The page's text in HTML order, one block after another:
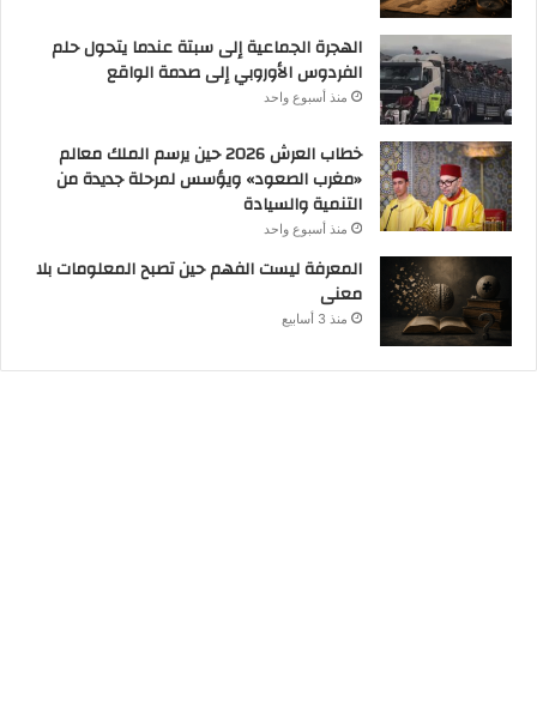
الهجرة الجماعية إلى سبتة عندما يتحول حلم
الفردوس الأوروبي إلى صدمة الواقع
منذ أسبوع واحد
خطاب العرش 2026 حين يرسم الملك معالم
«مغرب الصعود» ويؤسس لمرحلة جديدة من
التنمية والسيادة
منذ أسبوع واحد
المعرفة ليست الفهم حين تصبح المعلومات بلا
معنى
منذ 3 أسابيع